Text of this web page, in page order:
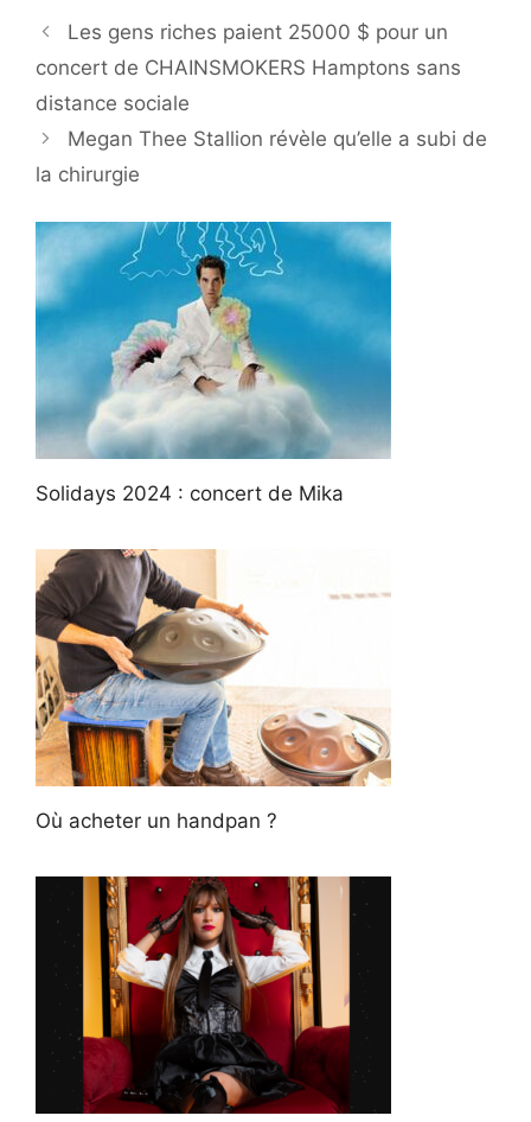
Les gens riches paient 25000 $ pour un
concert de CHAINSMOKERS Hamptons sans
distance sociale
Megan Thee Stallion révèle qu’elle a subi de
la chirurgie
Solidays 2024 : concert de Mika
Où acheter un handpan ?